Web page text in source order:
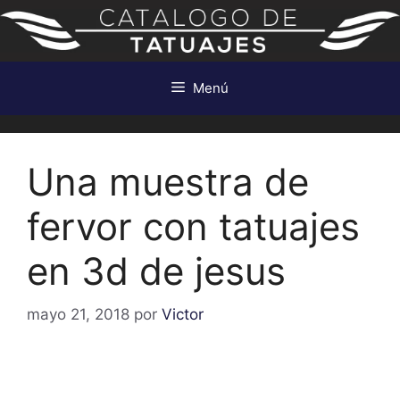
Saltar
contenido
Menú
Una muestra de
fervor con tatuajes
en 3d de jesus
mayo 21, 2018 por Victor